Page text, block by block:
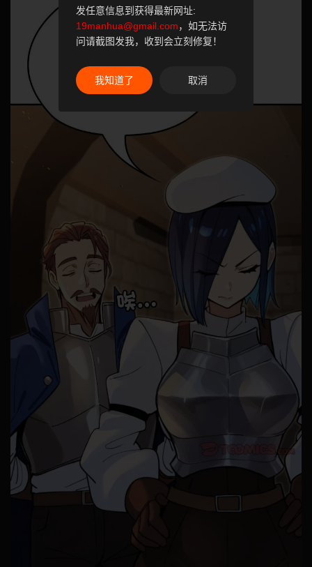
发任意信息到获得最新网址:
19manhua@gmail.com，如无法访
问请截图发我，收到会立刻修复！
我知道了 取消